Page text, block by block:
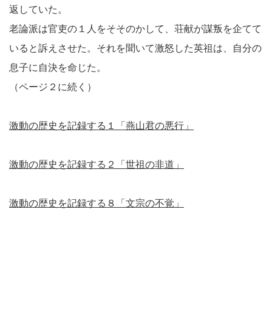
返していた。
老論派は官吏の１人をそそのかして、荘献が謀叛を企てて
いると訴えさせた。それを聞いて激怒した英祖は、自分の
息子に自決を命じた。
（ページ２に続く）
激動の歴史を記録する１「燕山君の悪行」
激動の歴史を記録する２「世祖の非道」
激動の歴史を記録する８「文宗の不覚」